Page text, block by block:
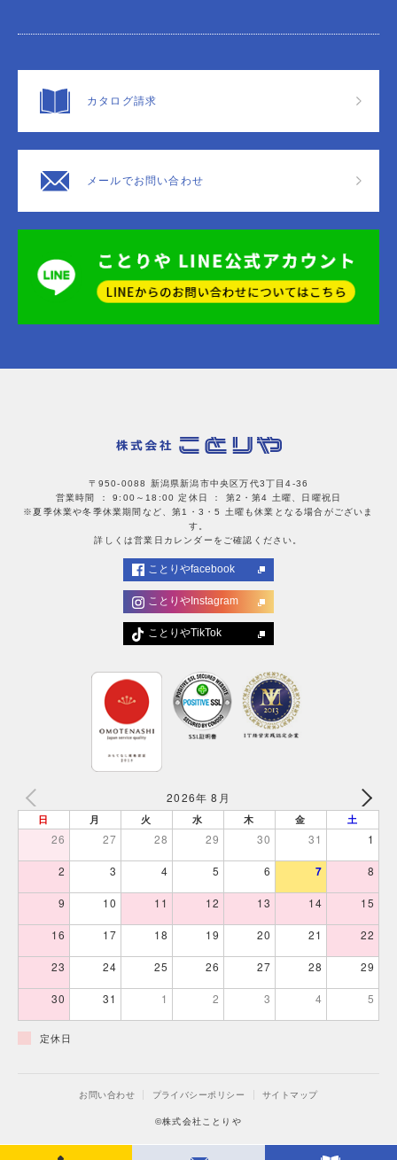
カタログ請求
メールでお問い合わせ
〒950-0088 新潟県新潟市中央区万代3丁目4-36
営業時間 ： 9:00～18:00 定休日 ： 第2・第4 土曜、日曜祝日
※夏季休業や冬季休業期間など、第1・3・5 土曜も休業となる場合がございま
す。
詳しくは営業日カレンダーをご確認ください。
ことりやfacebook
ことりやInstagram
ことりやTikTok
2026年 8月
日 月 火 水 木 金 土
26 27 28 29 30 31 1
2 3 4 5 6 7 8
9 10 11 12 13 14 15
16 17 18 19 20 21 22
23 24 25 26 27 28 29
30 31 1 2 3 4 5
定休日
お問い合わせ プライバシーポリシー サイトマップ
©株式会社ことりや